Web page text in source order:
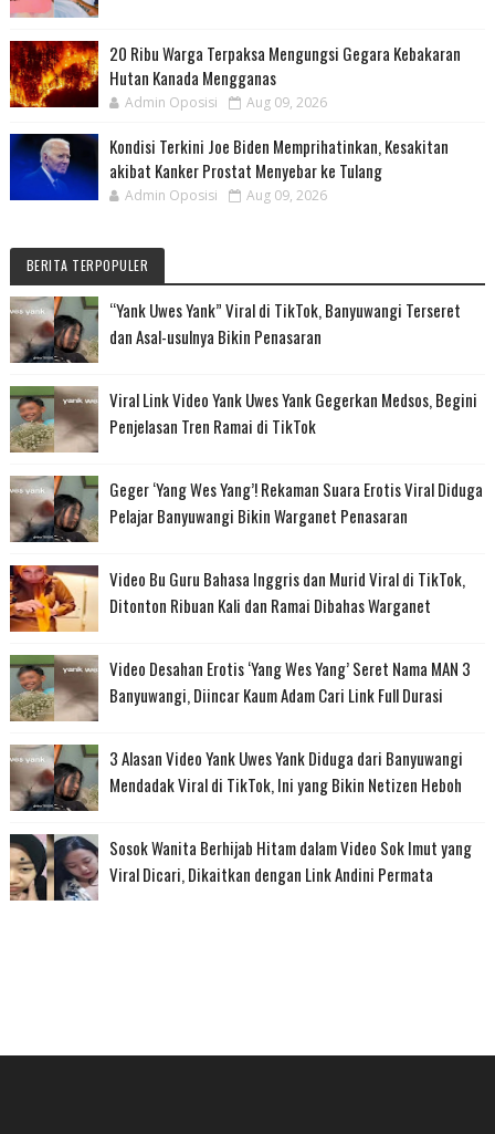
20 Ribu Warga Terpaksa Mengungsi Gegara Kebakaran
Hutan Kanada Mengganas
Admin Oposisi Aug 09, 2026
Kondisi Terkini Joe Biden Memprihatinkan, Kesakitan
akibat Kanker Prostat Menyebar ke Tulang
Admin Oposisi Aug 09, 2026
BERITA TERPOPULER
“Yank Uwes Yank” Viral di TikTok, Banyuwangi Terseret
dan Asal-usulnya Bikin Penasaran
Viral Link Video Yank Uwes Yank Gegerkan Medsos, Begini
Penjelasan Tren Ramai di TikTok
Geger ‘Yang Wes Yang’! Rekaman Suara Erotis Viral Diduga
Pelajar Banyuwangi Bikin Warganet Penasaran
Video Bu Guru Bahasa Inggris dan Murid Viral di TikTok,
Ditonton Ribuan Kali dan Ramai Dibahas Warganet
Video Desahan Erotis ‘Yang Wes Yang’ Seret Nama MAN 3
Banyuwangi, Diincar Kaum Adam Cari Link Full Durasi
3 Alasan Video Yank Uwes Yank Diduga dari Banyuwangi
Mendadak Viral di TikTok, Ini yang Bikin Netizen Heboh
Sosok Wanita Berhijab Hitam dalam Video Sok Imut yang
Viral Dicari, Dikaitkan dengan Link Andini Permata